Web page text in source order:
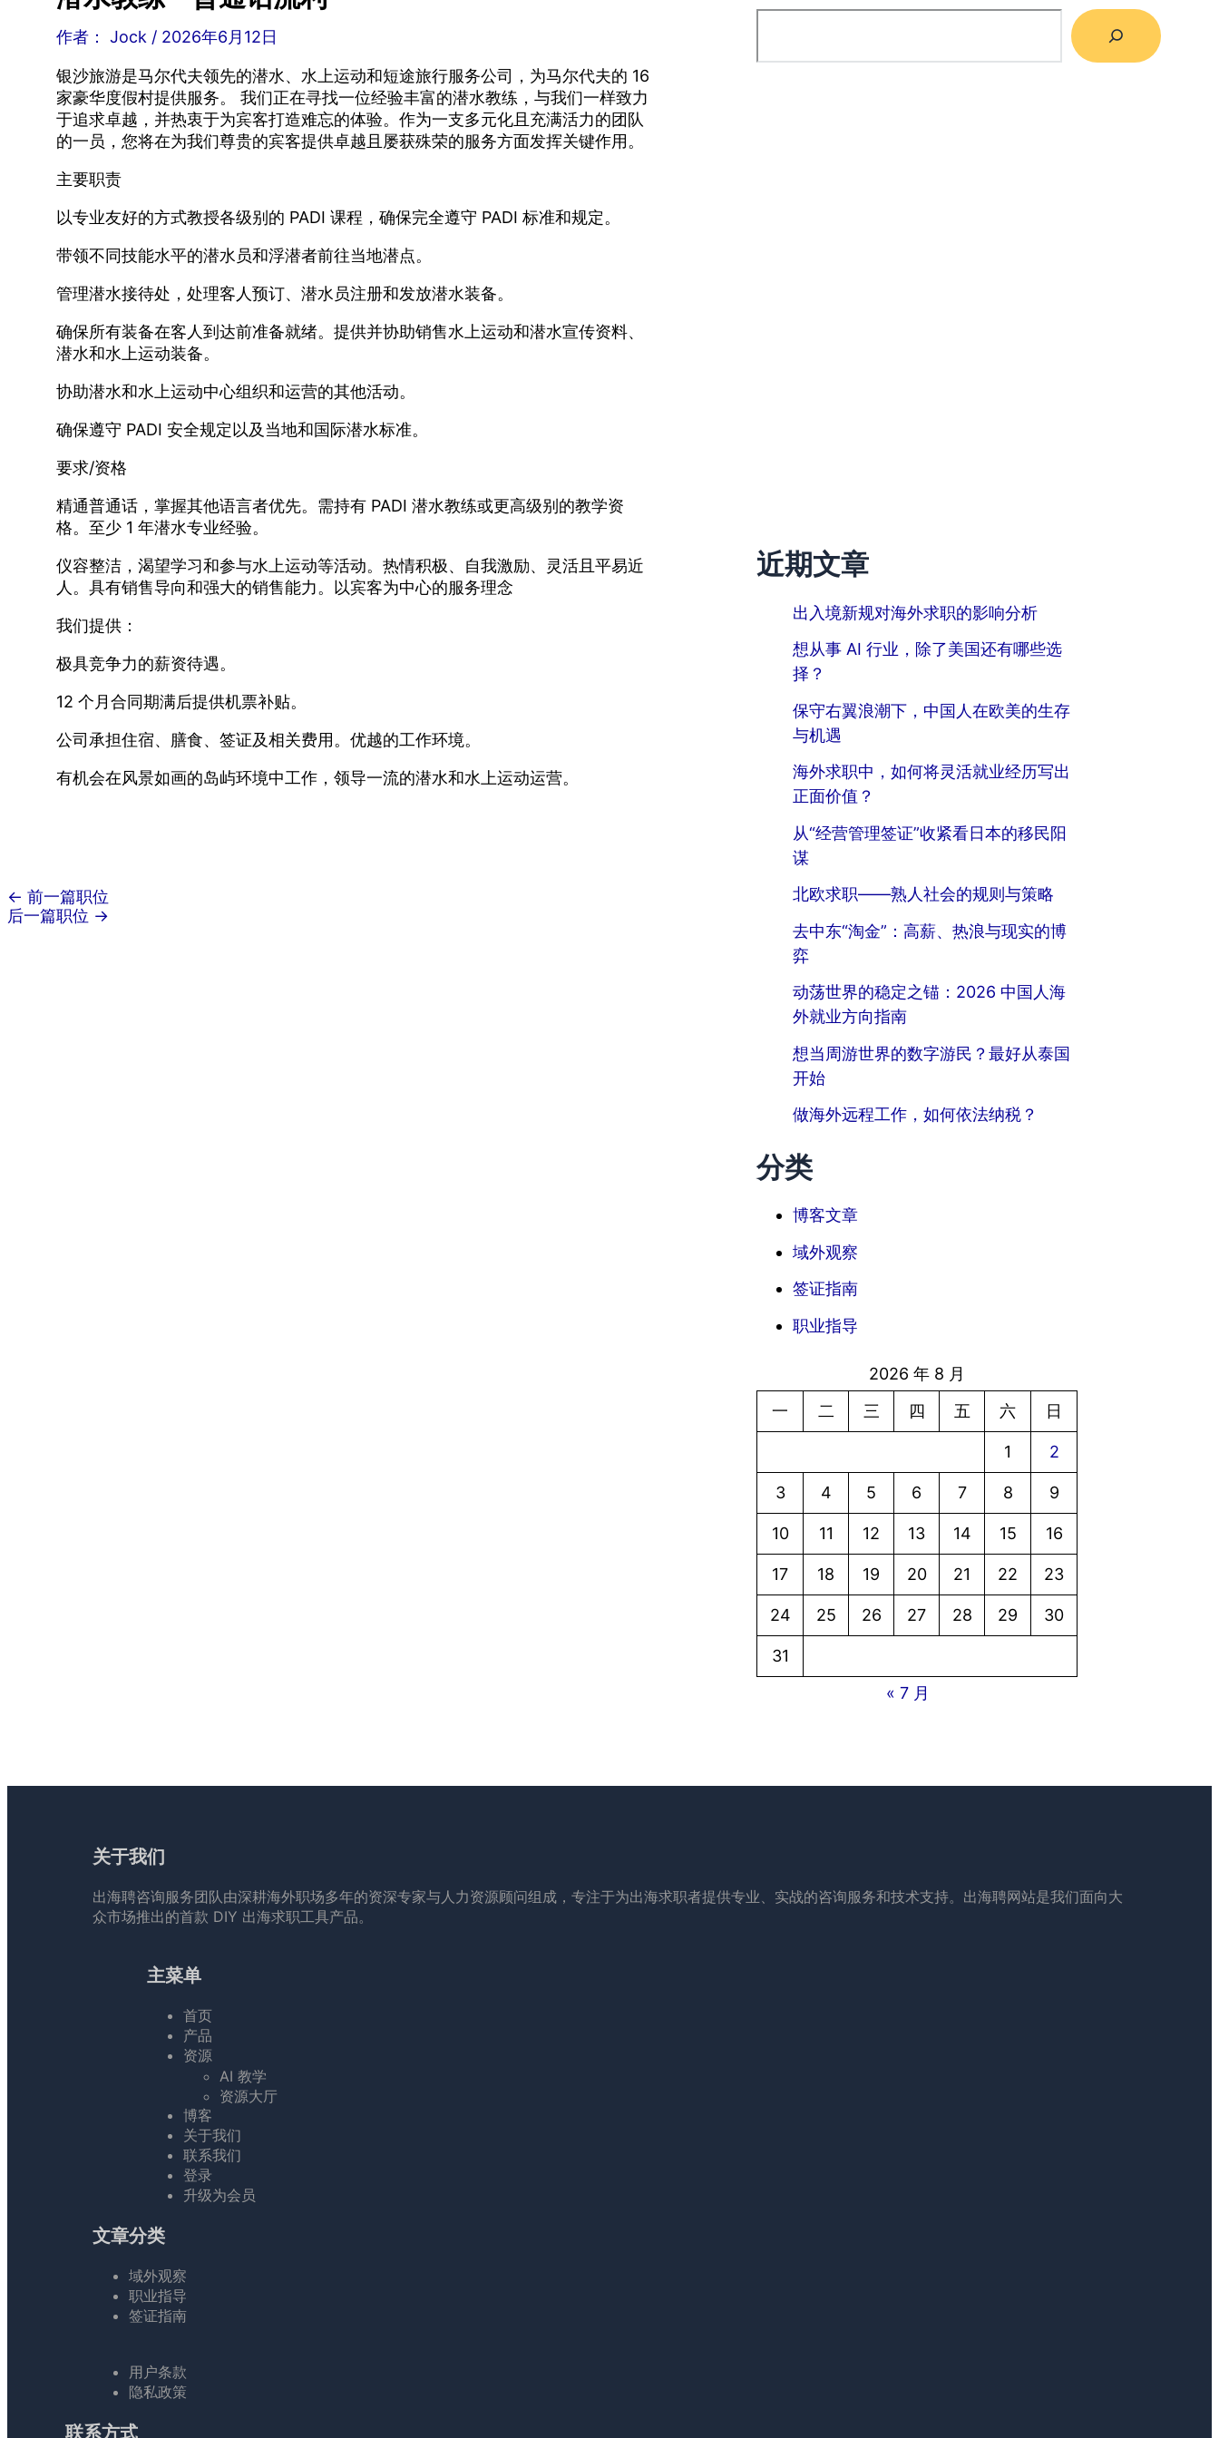
作者： Jock / 2026年6月12日
银沙旅游是马尔代夫领先的潜水、水上运动和短途旅行服务公司，为马尔代夫的 16
家豪华度假村提供服务。 我们正在寻找一位经验丰富的潜水教练，与我们一样致力
于追求卓越，并热衷于为宾客打造难忘的体验。作为一支多元化且充满活力的团队
的一员，您将在为我们尊贵的宾客提供卓越且屡获殊荣的服务方面发挥关键作用。
主要职责
以专业友好的方式教授各级别的 PADI 课程，确保完全遵守 PADI 标准和规定。
带领不同技能水平的潜水员和浮潜者前往当地潜点。
管理潜水接待处，处理客人预订、潜水员注册和发放潜水装备。
确保所有装备在客人到达前准备就绪。提供并协助销售水上运动和潜水宣传资料、
潜水和水上运动装备。
协助潜水和水上运动中心组织和运营的其他活动。
确保遵守 PADI 安全规定以及当地和国际潜水标准。
要求/资格
精通普通话，掌握其他语言者优先。需持有 PADI 潜水教练或更高级别的教学资
格。至少 1 年潜水专业经验。
仪容整洁，渴望学习和参与水上运动等活动。热情积极、自我激励、灵活且平易近
人。具有销售导向和强大的销售能力。以宾客为中心的服务理念
我们提供：
极具竞争力的薪资待遇。
12 个月合同期满后提供机票补贴。
公司承担住宿、膳食、签证及相关费用。优越的工作环境。
有机会在风景如画的岛屿环境中工作，领导一流的潜水和水上运动运营。
← 前一篇职位
后一篇职位 →
近期文章
出入境新规对海外求职的影响分析
想从事 AI 行业，除了美国还有哪些选
择？
保守右翼浪潮下，中国人在欧美的生存
与机遇
海外求职中，如何将灵活就业经历写出
正面价值？
从“经营管理签证”收紧看日本的移民阳
谋
北欧求职——熟人社会的规则与策略
去中东“淘金”：高薪、热浪与现实的博
弈
动荡世界的稳定之锚：2026 中国人海
外就业方向指南
想当周游世界的数字游民？最好从泰国
开始
做海外远程工作，如何依法纳税？
分类
博客文章
域外观察
签证指南
职业指导
2026 年 8 月
一
二 三 四 五 六 日
1 2
3 4 5 6 7 8 9
10 11 12 13 14 15 16
17 18 19 20 21 22 23
24 25 26 27 28 29 30
31
« 7 月
关于我们
出海聘咨询服务团队由深耕海外职场多年的资深专家与人力资源顾问组成，专注于为出海求职者提供专业、实战的咨询服务和技术支持。出海聘网站是我们面向大
众市场推出的首款 DIY 出海求职工具产品。
主菜单
首页
产品
资源
AI 教学
资源大厅
博客
关于我们
联系我们
登录
升级为会员
文章分类
域外观察
职业指导
签证指南
用户条款
隐私政策
联系方式